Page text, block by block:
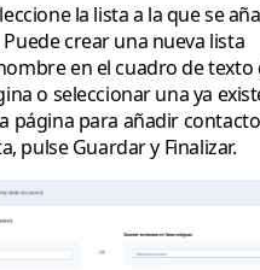
la lista a la que se
crear una nueva lista
en el cuadro de texto
o seleccionar una ya
página para añadir
pulse Guardar y Finalizar.